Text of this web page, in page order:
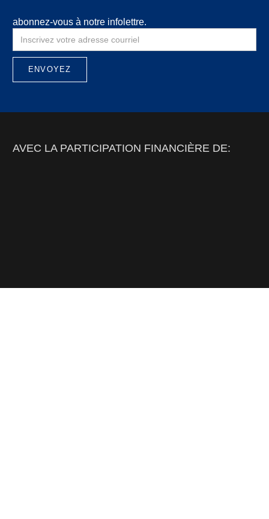
abonnez-vous à notre infolettre.
AVEC LA PARTICIPATION FINANCIÈRE DE: